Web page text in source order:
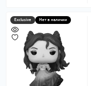
Exclusive Нет в наличии